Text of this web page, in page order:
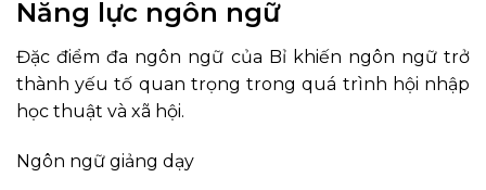
Năng lực ngôn ngữ
Đặc điểm đa ngôn ngữ của Bỉ khiến ngôn ngữ trở
thành yếu tố quan trọng trong quá trình hội nhập
học thuật và xã hội.
Ngôn ngữ giảng dạy